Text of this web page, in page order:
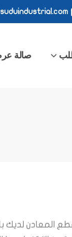
صالة
المعادن لديك